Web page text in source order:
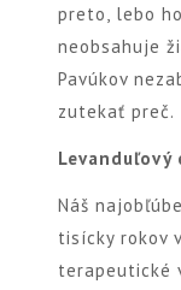
preto, lebo
neobsahuje
Pavúkov
zutekať preč.
Levanduľový
Náš
tisícky rokov
terapeutické